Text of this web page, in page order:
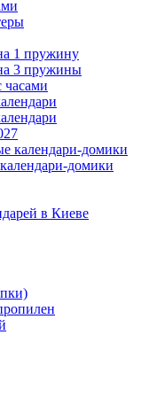
1 пружину
3 пружины
часами
календари-домики
домики
в Киеве